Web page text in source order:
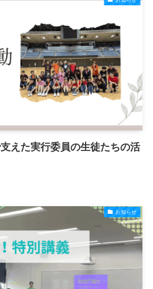
えた実行委員の生徒たちの活
お知らせ